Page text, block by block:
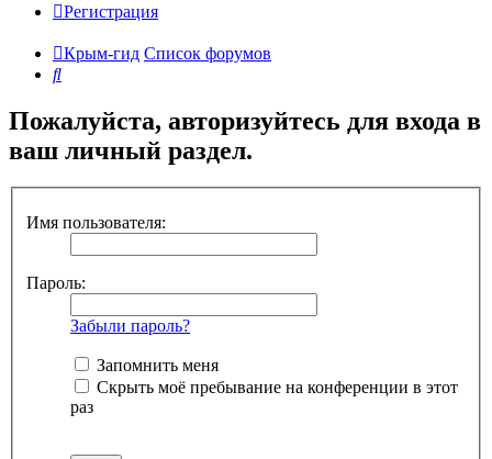
Регистрация
Крым-гид Список форумов
Поиск
Пожалуйста, авторизуйтесь для входа в
ваш личный раздел.
Имя пользователя:
Пароль:
Забыли пароль?
Запомнить меня
Скрыть моё пребывание на конференции в этот
раз